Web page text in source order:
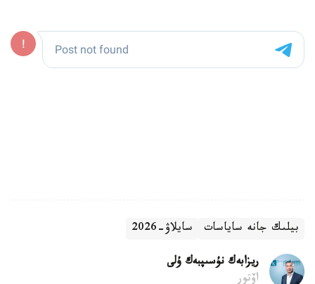
بيلىك جانە ساياسات سايلاۋ-2026
ريزابەك نۇسىپبەك ۇلى
اۆتور